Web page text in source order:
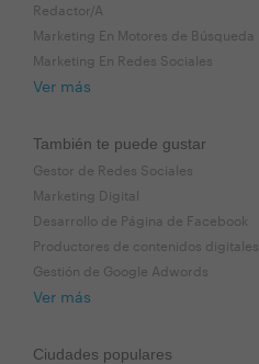
Redactor/A
Marketing En Motores de Búsqueda
Marketing En Redes Sociales
Ver más
También te puede gustar
Gestor de Redes Sociales
Marketing Digital
Desarrollo de Página de Facebook
Productores de contenidos digitales
Gestión de Google Adwords
Ver más
Ciudades populares